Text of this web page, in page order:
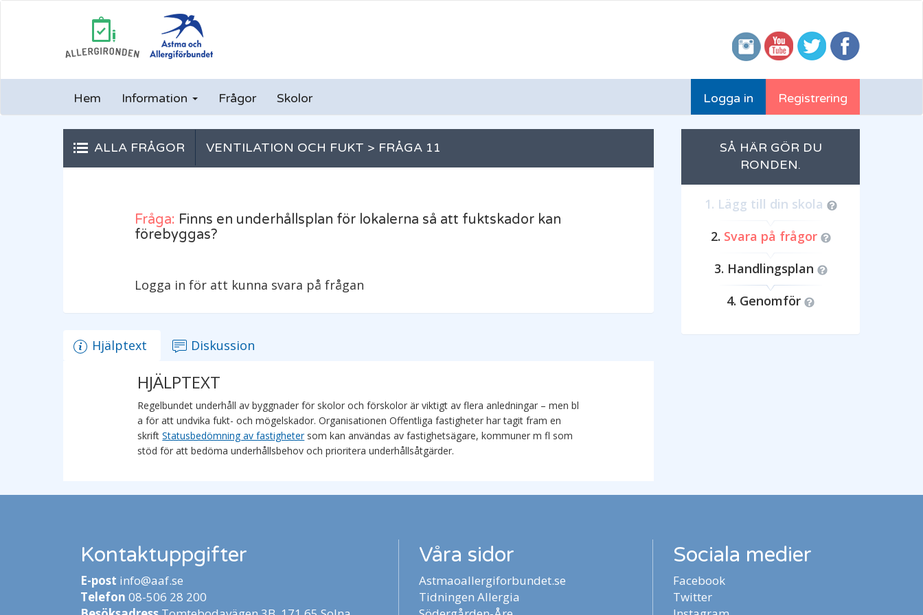
Hem Information Frågor Skolor Registrering
Logga in
ALLA FRÅGOR VENTILATION OCH FUKT > FRÅGA 11
Fråga: Finns en underhållsplan för lokalerna så att fuktskador kan
förebyggas?
Logga in för att kunna svara på frågan
Hjälptext Diskussion
HJÄLPTEXT
Regelbundet underhåll av byggnader för skolor och förskolor är viktigt av flera anledningar – men bl
a för att undvika fukt- och mögelskador. Organisationen Offentliga fastigheter har tagit fram en
skriftStatusbedömning av fastigheter som kan användas av fastighetsägare, kommuner m fl som
stöd för att bedöma underhållsbehov och prioritera underhållsåtgärder.
SÅ HÄR GÖR DU
RONDEN.
Lägg till din skola
Svara på frågor
Handlingsplan
Genomför
Kontaktuppgifter
E-post info@aaf.se
Telefon 08-506 28 200
Våra sidor
Astmaoallergiforbundet.se
Tidningen Allergia
Sociala medier
Facebook
Twitter